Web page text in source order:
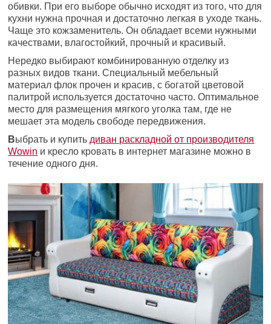
обивки. При его выборе обычно исходят из того, что для
кухни нужна прочная и достаточно легкая в уходе ткань.
Чаще это кожзаменитель. Он обладает всеми нужными
качествами, влагостойкий, прочный и красивый.
Нередко выбирают комбинированную отделку из
разных видов ткани. Специальный мебельный
материал флок прочен и красив, с богатой цветовой
палитрой используется достаточно часто. Оптимальное
место для размещения мягкого уголка там, где не
мешает эта модель свободе передвижения.
Выбрать и купить диван раскладной от производителя
Wowin и кресло кровать в интернет магазине можно в
течение одного дня.